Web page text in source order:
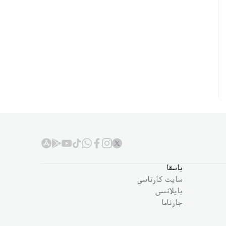
باسقا
سايت كارتاسى
بايلانىس
جارناما